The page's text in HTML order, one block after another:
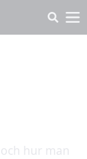
hur man